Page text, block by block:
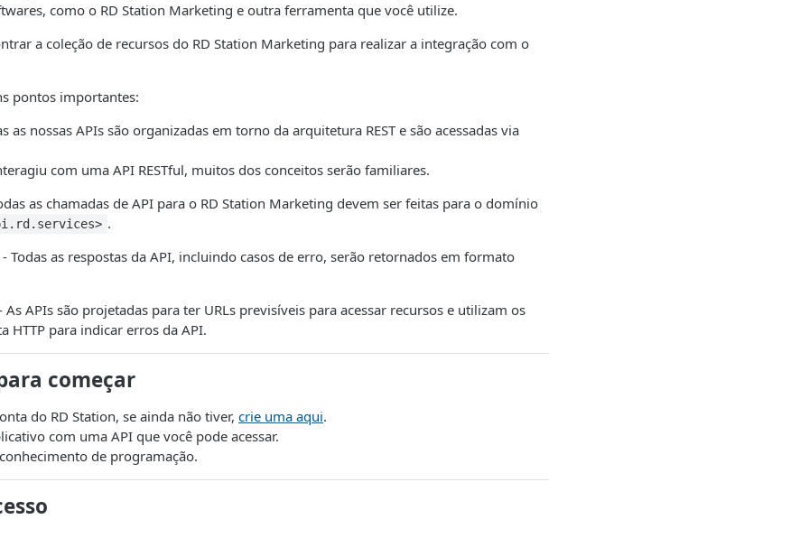
como o RD Station Marketing e outra ferramenta que você utilize.
a coleção de recursos do RD Station Marketing para realizar a integração com o
pontos importantes:
as nossas APIs são organizadas em torno da arquitetura REST e são acessadas via
com uma API RESTful, muitos dos conceitos serão familiares.
as chamadas de API para o RD Station Marketing devem ser feitas para o domínio
.
- Todas as respostas da API, incluindo casos de erro, serão retornados em formato
As APIs são projetadas para ter URLs previsíveis para acessar recursos e utilizam os
HTTP para indicar erros da API.
começar
do RD Station, se ainda não tiver, crie uma aqui.
com uma API que você pode acessar.
de programação.